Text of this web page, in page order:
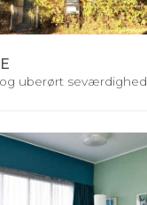
uberørt seværdighed